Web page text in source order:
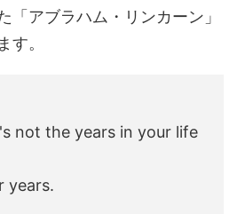
「アブラハム・リンカーン」
す。
not the years in your life
years.